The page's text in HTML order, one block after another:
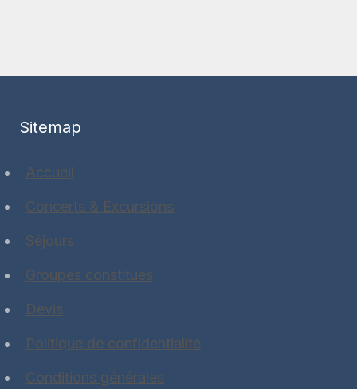
Sitemap
Accueil
Concerts & Excursions
Séjours
Groupes constitués
Devis
Politique de confidentialité
Conditions générales